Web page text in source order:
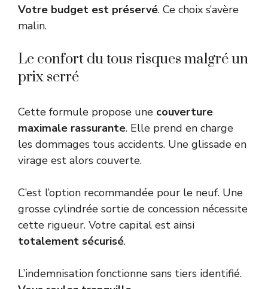
Votre budget est préservé. Ce choix s’avère
malin.
Le confort du tous risques malgré un
prix serré
Cette formule propose une couverture
maximale rassurante. Elle prend en charge
les dommages tous accidents. Une glissade en
virage est alors couverte.
C’est l’option recommandée pour le neuf. Une
grosse cylindrée sortie de concession nécessite
cette rigueur. Votre capital est ainsi
totalement sécurisé.
L’indemnisation fonctionne sans tiers identifié.